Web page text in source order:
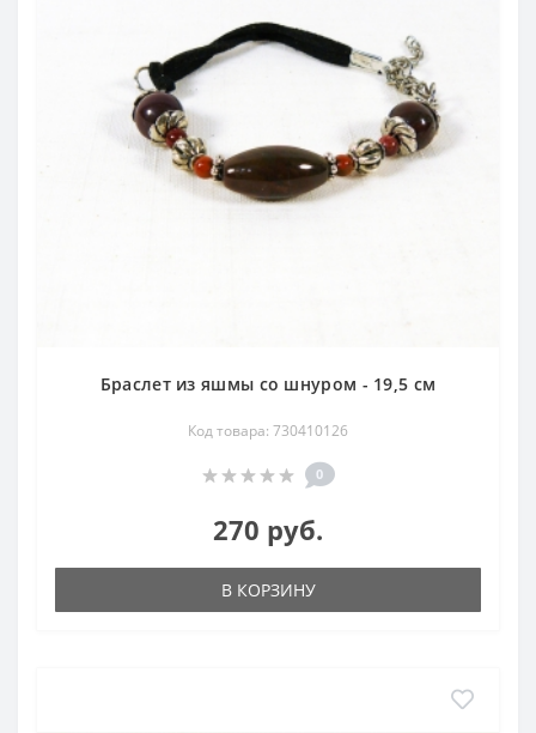
Браслет из яшмы со шнуром - 19,5 см
Код товара: 730410126
0
270 руб.
В КОРЗИНУ